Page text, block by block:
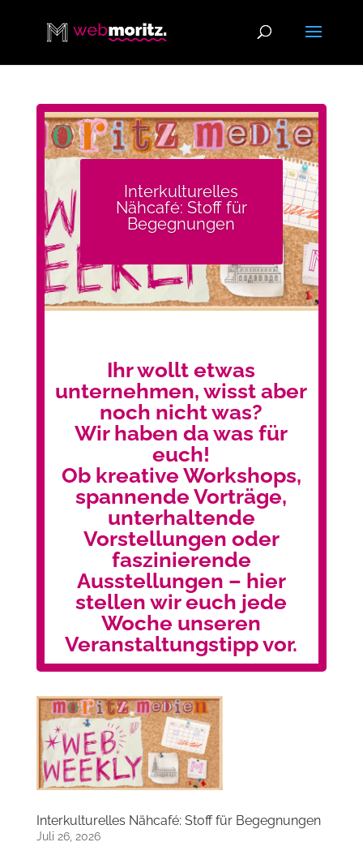
Interkulturelles
Nähcafé: Stoff für
Begegnungen
Ihr wollt etwas
unternehmen, wisst aber
noch nicht was?
Wir haben da was für
euch!
Ob kreative Workshops,
spannende Vorträge,
unterhaltende
Vorstellungen oder
faszinierende
Ausstellungen – hier
stellen wir euch jede
Woche unseren
Veranstaltungstipp vor.
Interkulturelles Nähcafé: Stoff für Begegnungen
Juli 26, 2026